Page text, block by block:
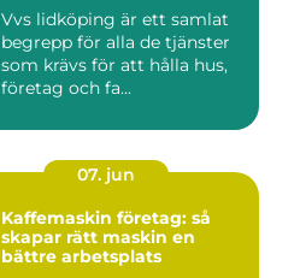
Vvs lidköping är ett samlat
begrepp för alla de tjänster
som krävs för att hålla hus,
företag och fa...
07. jun
Kaffemaskin företag: så
skapar rätt maskin en
bättre arbetsplats